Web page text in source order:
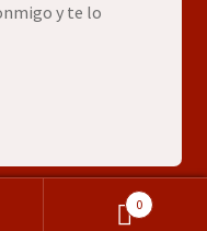
y te lo
0